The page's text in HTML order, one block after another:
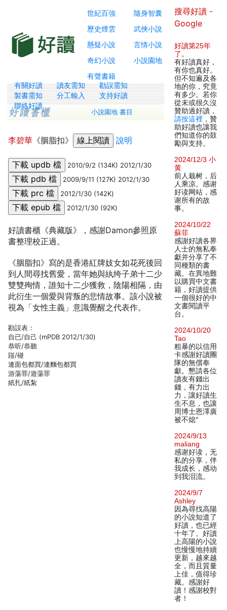
世紀百強
隨身智囊
歷史煙雲
武俠小說
懸疑小說
言情小說
奇幻小說
小說園地
有聲書籍
有關好讀 讀友需知
勘誤需知
製書需知
分工輸入
支持好讀
聯絡好讀
小說園地 書目
李碧華 《胭脂扣》 說明
2010/9/2 (134K) 2012/1/30
2009/9/11 (127K) 2012/1/30
2012/1/30 (142K)
2012/1/30 (92K)
好讀書櫃《典藏版》，感謝Damon參照原
書整理校正過。
《胭脂扣》寫的是香港紅牌妓女如花死後回
到人間尋找舊愛，當年她與紈绔子弟十二少
雙雙殉情，誰知十二少獲救，陰陽相隔，由
此衍生一個愛與背叛的悲情故事。該小說被
視為「女性主義」意識覺醒之代表作。
勘誤表：
自已/自己 (mPDB 2012/1/30)
恭听/恭聽
踫/碰
連面包都買/連麵包都買
游蕩罪/遊蕩罪
紙扎/紙紮
搜尋好讀 -
Google
好讀第25年
了 。
有好讀真好，
有你也真好。
但不知遍及各
地的你，究竟
有多少。若你
從未或很久沒
贊助過好讀，
請按這裡 ，贊
助好讀也讓我
們知道你的鼓
勵與支持。
2024/12/3 小
黄
前人栽树，后
人乘凉。感谢
好读网站，感
谢所有的故
事。
2024/10/22
蘇菲
感謝好讀各界
人士的無私奉
獻并分享了不
同種類的書
藏。在異地難
以購買中文書
籍，好讀提供
一個很好的中
文書閱讀平
台。
2024/10/20
Tao
粗暴的以信用
卡感謝好讀團
隊的無償奉
獻。懇請各位
讀友有錢出
錢，有力出
力，讓好讀生
生不息，也讓
周博士恩澤廣
被不熄°
2024/9/13
maliang
感谢好读，无
私的分享，伴
我成长，感动
到我泪流。
2024/9/7
Ashley
因為尋找高陽
的小說知道了
好讀，也已經
十年了。好讀
上高陽的小說
也慢慢地持續
更新，越來越
全，而且質量
上佳，值得珍
藏。感謝好
讀！感謝校對
者！